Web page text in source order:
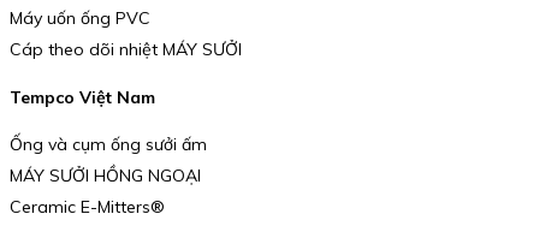
Máy uốn ống PVC
Cáp theo dõi nhiệt MÁY SƯỞI
Tempco Việt Nam
Ống và cụm ống sưởi ấm
MÁY SƯỞI HỒNG NGOẠI
Ceramic E-Mitters®